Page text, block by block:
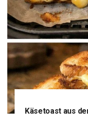
Käsetoast aus